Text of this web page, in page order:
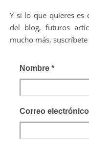
Y si lo que quieres es
del blog, futuros
mucho más, suscríbete
Nombre *
Correo electrónico